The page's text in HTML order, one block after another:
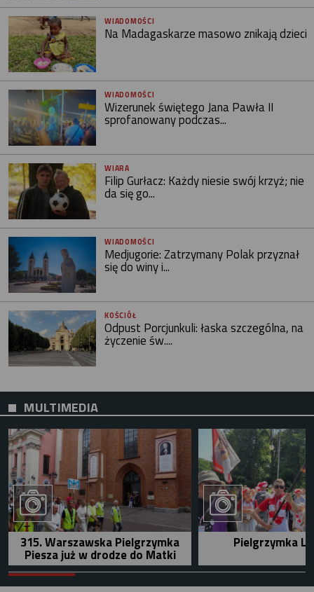
WIADOMOŚCI
Na Madagaskarze masowo znikają dzieci
WIADOMOŚCI
Wizerunek świętego Jana Pawła II
sprofanowany podczas...
WIARA
Filip Gurłacz: Każdy niesie swój krzyż; nie
da się go...
WIADOMOŚCI
Medjugorie: Zatrzymany Polak przyznał
się do winy i...
KOŚCIÓŁ
Odpust Porcjunkuli: łaska szczególna, na
życzenie św....
MULTIMEDIA
315. Warszawska Pielgrzymka
Piesza już w drodze do Matki
Pielgrzymka